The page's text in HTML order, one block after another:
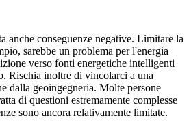
anche conseguenze negative. Limitare la
sarebbe un problema per l'energia
verso fonti energetiche intelligenti
Rischia inoltre di vincolarci a una
dalla geoingegneria. Molte persone
di questioni estremamente complesse
sono ancora relativamente limitate.